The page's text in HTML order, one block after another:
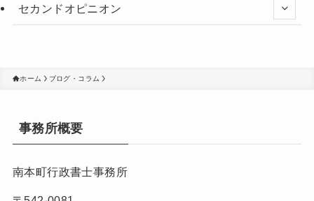
セカンドオピニオン
ホーム ブログ・コラム
事務所概要
南本町行政書士事務所